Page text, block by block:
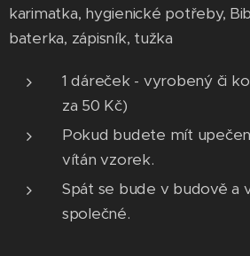
karimatka, hygienické potřeby,
baterka, zápisník, tužka
1 dáreček - vyrobený či
za 50 Kč)
Pokud budete mít
vítán vzorek.
Spát se bude v budově a
společné.